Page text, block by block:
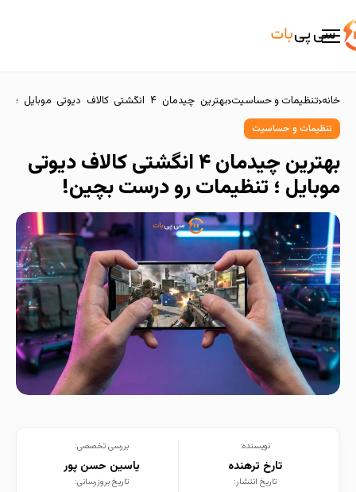
خانه تنظیمات و حساسیت بهترین چیدمان ۴ انگشتی کالاف دیوتی موبایل ؛
تنظیمات رو درست بچین!
تنظیمات و حساسیت
بهترین چیدمان ۴ انگشتی کالاف دیوتی
موبایل ؛ تنظیمات رو درست بچین!
نویسنده:
تارخ ترهنده
بررسی تخصصی:
یاسین حسن پور
تاریخ انتشار: تاریخ بروزرسانی: